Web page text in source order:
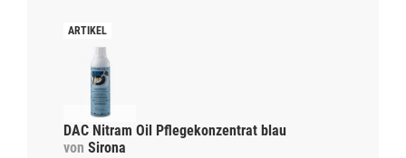
DAC Nitram Oil Pflegekonzentrat blau
von Sirona